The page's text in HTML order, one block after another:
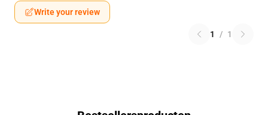
Write your review
1 / 1